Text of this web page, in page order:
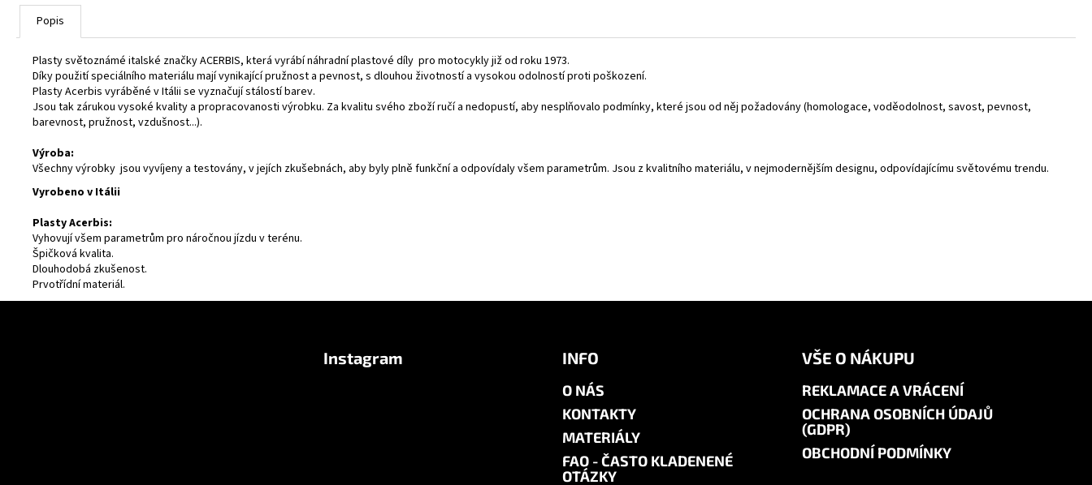
Popis
Plasty světoznámé italské značky ACERBIS, která vyrábí náhradní plastové díly pro motocykly již od roku 1973.
Díky použití speciálního materiálu mají vynikající pružnost a pevnost, s dlouhou životností a vysokou odolností proti poškození.
Plasty Acerbis vyráběné v Itálii se vyznačují stálostí barev.
Jsou tak zárukou vysoké kvality a propracovanosti výrobku. Za kvalitu svého zboží ručí a nedopustí, aby nesplňovalo podmínky, které jsou od něj požadovány (homologace, voděodolnost, savost, pevnost,
barevnost, pružnost, vzdušnost...).
Výroba:
Všechny výrobky jsou vyvíjeny a testovány, v jejích zkušebnách, aby byly plně funkční a odpovídaly všem parametrům. Jsou z kvalitního materiálu, v nejmodernějším designu, odpovídajícímu světovému trendu.
Vyrobeno v Itálii
Plasty Acerbis:
Vyhovují všem parametrům pro náročnou jízdu v terénu.
Špičková kvalita.
Dlouhodobá zkušenost.
Prvotřídní materiál.
Instagram INFO
O NÁS
KONTAKTY
MATERIÁLY
FAQ - ČASTO KLADENENÉ
OTÁZKY
VŠE O NÁKUPU
REKLAMACE A VRÁCENÍ
OCHRANA OSOBNÍCH ÚDAJŮ
(GDPR)
OBCHODNÍ PODMÍNKY